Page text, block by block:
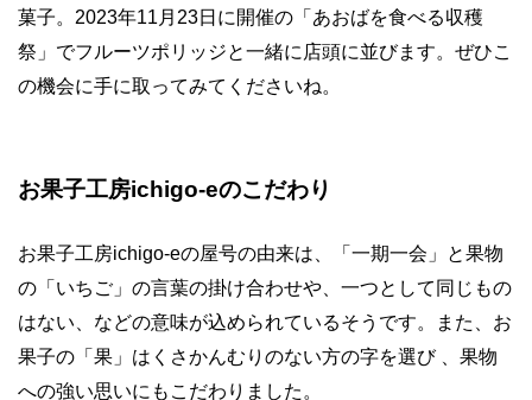
菓子。2023年11月23日に開催の「あおばを食べる収穫
祭」でフルーツポリッジと一緒に店頭に並びます。ぜひこ
の機会に手に取ってみてくださいね。
お果子工房ichigo-eのこだわり
お果子工房ichigo-eの屋号の由来は、「一期一会」と果物
の「いちご」の言葉の掛け合わせや、一つとして同じもの
はない、などの意味が込められているそうです。また、お
果子の「果」はくさかんむりのない方の字を選び 、果物
への強い思いにもこだわりました。